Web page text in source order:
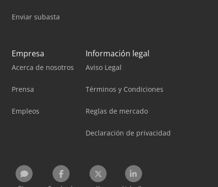
Enviar subasta
Empresa
Acerca de nosotros
Prensa
Empleos
Información legal
Aviso Legal
Términos y Condiciones
Reglas de mercado
Declaración de privacidad